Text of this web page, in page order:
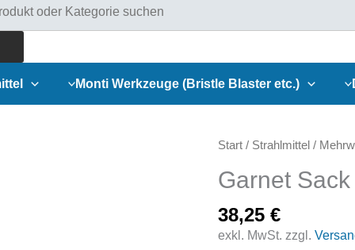
Monti Werkzeuge (Bristle Blaster etc.)
Start / Strahlmittel /
Garnet
38,25€
exkl. MwSt. zzgl.